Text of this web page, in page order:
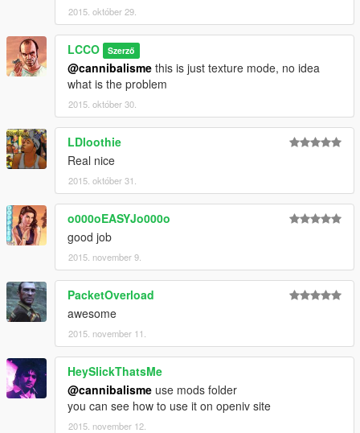
2015. október 29.
LCCO Szerző
@cannibalisme this is just texture mode, no idea
what is the problem
2015. október 30.
LDloothie
Real nice
2015. október 31.
o000oEASYJo000o
good job
2015. november 9.
PacketOverload
awesome
2015. november 11.
HeySlickThatsMe
@cannibalisme use mods folder
you can see how to use it on openiv site
2015. november 12.